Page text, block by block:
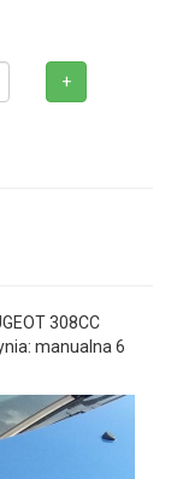
+
308CC
manualna 6